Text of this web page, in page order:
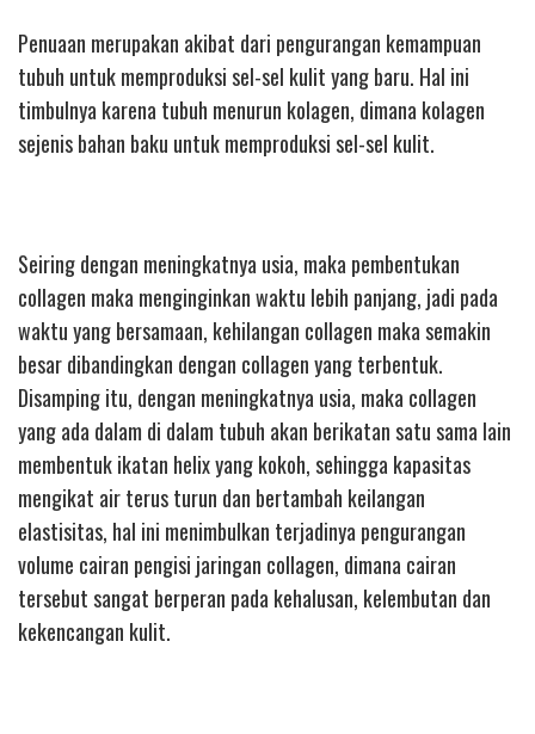
Penuaan merupakan akibat dari pengurangan kemampuan
tubuh untuk memproduksi sel-sel kulit yang baru. Hal ini
timbulnya karena tubuh menurun kolagen, dimana kolagen
sejenis bahan baku untuk memproduksi sel-sel kulit.
Seiring dengan meningkatnya usia, maka pembentukan
collagen maka menginginkan waktu lebih panjang, jadi pada
waktu yang bersamaan, kehilangan collagen maka semakin
besar dibandingkan dengan collagen yang terbentuk.
Disamping itu, dengan meningkatnya usia, maka collagen
yang ada dalam di dalam tubuh akan berikatan satu sama lain
membentuk ikatan helix yang kokoh, sehingga kapasitas
mengikat air terus turun dan bertambah keilangan
elastisitas, hal ini menimbulkan terjadinya pengurangan
volume cairan pengisi jaringan collagen, dimana cairan
tersebut sangat berperan pada kehalusan, kelembutan dan
kekencangan kulit.